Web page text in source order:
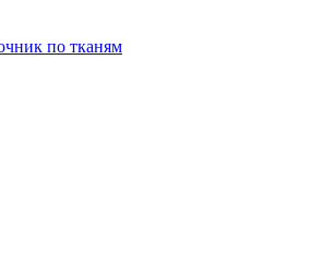
по тканям